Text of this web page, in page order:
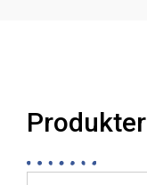
Produkter